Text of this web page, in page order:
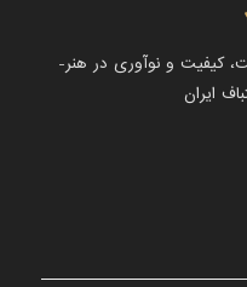
کیفیت و نوآوری در هنر-
ایران